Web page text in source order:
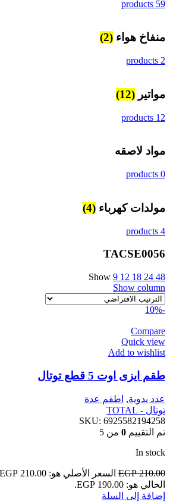
59 products
منفاخ هواء (2)
2 products
مواتير (12)
12 products
مواد لاصقه
0 products
مولدات كهرباء (4)
4 products
TACSE0056
Show 9 12 18 24 48
Show column
-10%
Compare
Quick view
Add to wishlist
طقم ايزى اوت 5 قطع توتال
عدد يدوية, اطقم عدة
توتال - TOTAL
SKU: 6925582194258
تم التقييم 0 من 5
In stock
EGP210.00 السعر الأصلي هو: EGP 210.00.
الحالي هو: EGP 190.00.
إضافة إلى السلة